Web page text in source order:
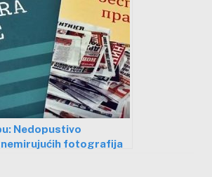
Nedopustivo
fotografija